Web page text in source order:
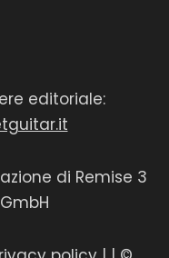
editoriale:
di Remise 3